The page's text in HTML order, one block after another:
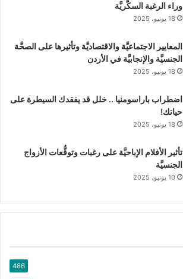
وراء الرغبة السكَّريَّة
18 يونيو، 2025
المعايير الاجتماعيَّة والاقتصاديَّة وتأثيرها على الصحَّة
الجنسيَّة والإنجابيَّة في الأردن
18 يونيو، 2025
اضطراب باراسومنيا .. خلل قد يفقدك السيطرة على
حياتك!
18 يونيو، 2025
تأثير الأفلام الإباحيَّة على رغبات وتوقُّعات الأزواج
الجنسيَّة
10 يونيو، 2025
486